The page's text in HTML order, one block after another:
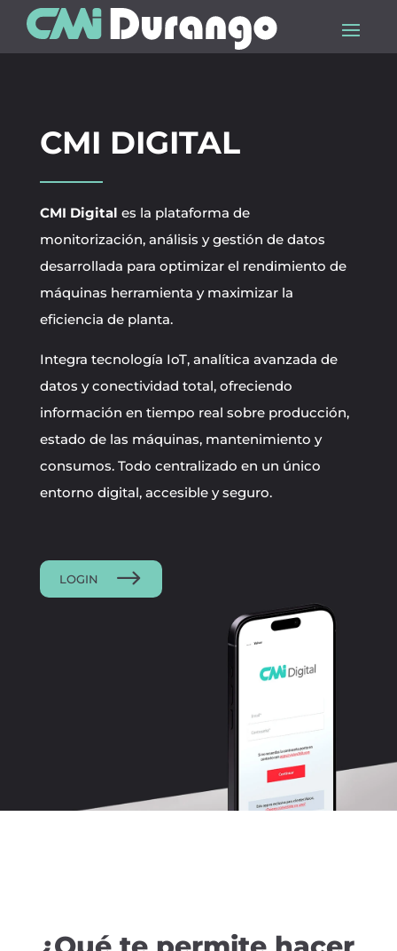
CMI DIGITAL
CMI Digital es la plataforma de
monitorización, análisis y gestión de datos
desarrollada para optimizar el rendimiento de
máquinas herramienta y maximizar la
eficiencia de planta.
Integra tecnología IoT, analítica avanzada de
datos y conectividad total, ofreciendo
información en tiempo real sobre producción,
estado de las máquinas, mantenimiento y
consumos. Todo centralizado en un único
entorno digital, accesible y seguro.
LOGIN